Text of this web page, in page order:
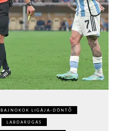
BAJNOKOK LIGÁJA-DÖNTŐ
LABDARÚGÁS